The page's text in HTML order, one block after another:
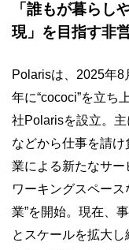
「誰もが暮らし
現」を目指す非
Polarisは、2025年
年に“cococi”を立ち
社Polarisを設立。
などから仕事を請け
業による新たなサー
ワーキングスペー
業”を開始。現在、
とスケールを拡大